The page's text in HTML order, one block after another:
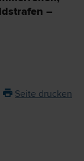
–
Seite drucken